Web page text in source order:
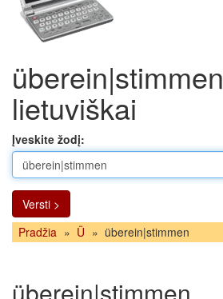
überein|stimmen
lietuviškai
Įveskite žodį:
Versti >
Pradžia » Ü » überein|stimmen
überein|stimmen